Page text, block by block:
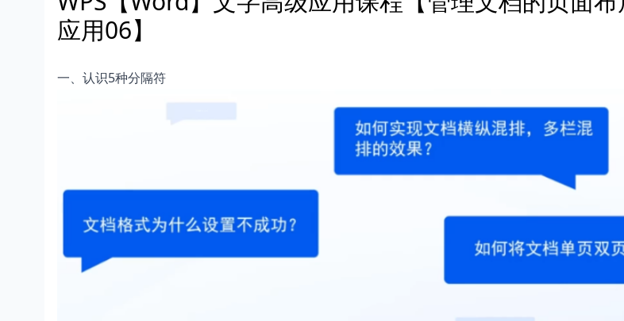
应用06】
一、认识5种分隔符